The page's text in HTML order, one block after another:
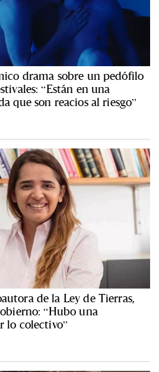
drama sobre un pedófilo
“Están en una
que son reacios al riesgo”
de la Ley de Tierras,
“Hubo una
lo colectivo”